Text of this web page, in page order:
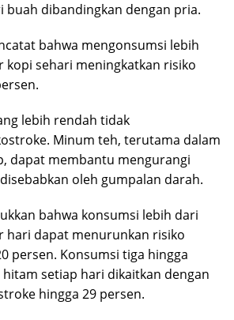
buah dibandingkan dengan pria.
bahwa mengonsumsi lebih
kopi sehari meningkatkan risiko
lebih rendah tidak
Minum teh, terutama dalam
dapat membantu mengurangi
oleh gumpalan darah.
bahwa konsumsi lebih dari
hari dapat menurunkan risiko
persen. Konsumsi tiga hingga
setiap hari dikaitkan dengan
hingga 29 persen.